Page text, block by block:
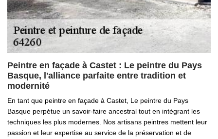
Peintre en façade à Castet : Le peintre du Pays
Basque, l'alliance parfaite entre tradition et
modernité
En tant que peintre en façade à Castet, Le peintre du Pays
Basque perpétue un savoir-faire ancestral tout en intégrant les
techniques les plus modernes. Nos artisans peintres mettent leur
passion et leur expertise au service de la préservation et de